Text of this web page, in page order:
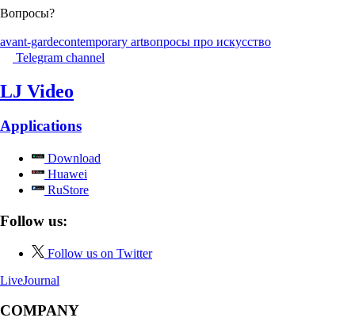
Вопросы?
avant-gardecontemporary artвопросы про искусство
Telegram channel
LJ Video
Applications
Download
Huawei
RuStore
Follow us:
Follow us on Twitter
LiveJournal
COMPANY